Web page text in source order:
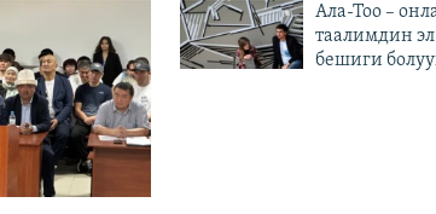
Ала-Тоо –
таалимдин
бешиги